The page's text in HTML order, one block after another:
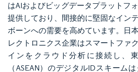
はAIおよびビッグデータプラットフ
提供しており、間接的に堅固なイン
ボーンへの需要を高めています。日
レクトロニクス企業はスマートファ
インをクラウド分析に接続し、
（ASEAN）のデジタルIDスキーム